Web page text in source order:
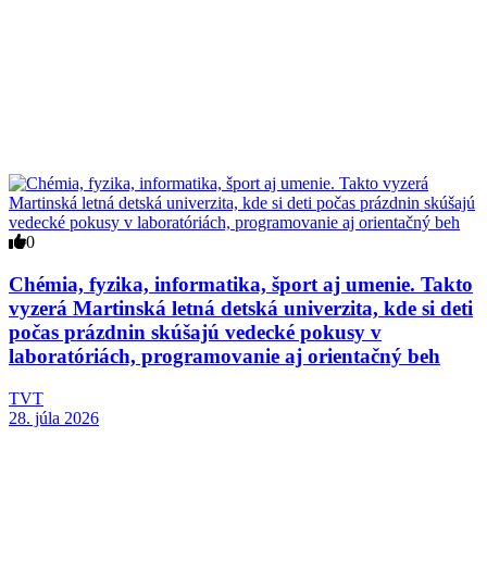
0
Chémia, fyzika, informatika, šport aj umenie. Takto
vyzerá Martinská letná detská univerzita, kde si deti
počas prázdnin skúšajú vedecké pokusy v
laboratóriách, programovanie aj orientačný beh
TVT
28. júla 2026